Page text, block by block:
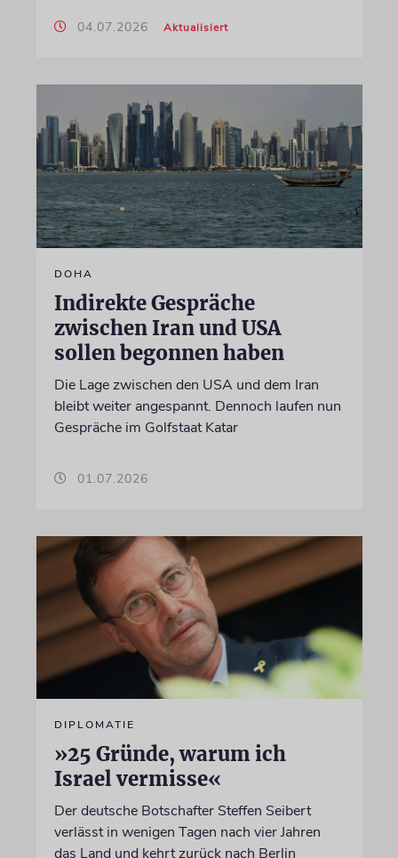
04.07.2026 Aktualisiert
DOHA
Indirekte Gespräche
zwischen Iran und USA
sollen begonnen haben
Die Lage zwischen den USA und dem Iran
bleibt weiter angespannt. Dennoch laufen nun
Gespräche im Golfstaat Katar
01.07.2026
DIPLOMATIE
»25 Gründe, warum ich
Israel vermisse«
Der deutsche Botschafter Steffen Seibert
verlässt in wenigen Tagen nach vier Jahren
das Land und kehrt zurück nach Berlin